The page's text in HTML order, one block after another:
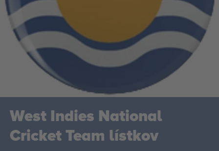
West Indies National
Cricket Team lístkov